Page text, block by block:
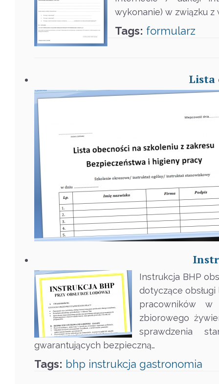
wykonanie) w związku z
Tags: formularz
Lista
Instrukcja BHP
dotyczące
pracowników w
zbiorowego
sprawdzenia
gwarantujących bezpieczną…
Tags: bhp instrukcja gastronomia